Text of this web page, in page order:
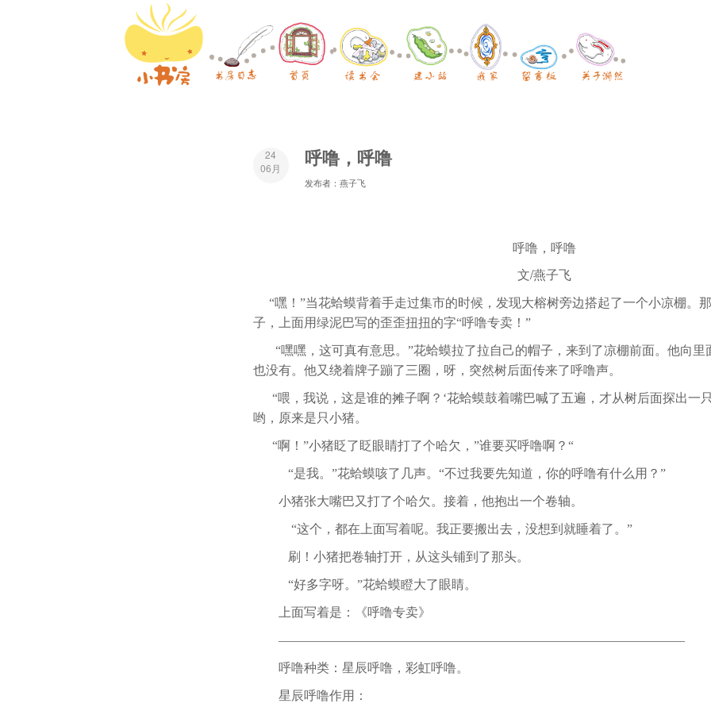
24
06月
呼噜，呼噜
发布者：燕子飞
呼噜，呼噜
文/燕子飞
“嘿！”当花蛤蟆背着手走过集市的时候，发现大榕树旁边搭起了一个小凉棚。
子，上面用绿泥巴写的歪歪扭扭的字“呼噜专卖！”
“嘿嘿，这可真有意思。”花蛤蟆拉了拉自己的帽子，来到了凉棚前面。他向里
也没有。他又绕着牌子蹦了三圈，呀，突然树后面传来了呼噜声。
“喂，我说，这是谁的摊子啊？‘花蛤蟆鼓着嘴巴喊了五遍，才从树后面探出一
哟，原来是只小猪。
“啊！”小猪眨了眨眼睛打了个哈欠，”谁要买呼噜啊？“
“是我。”花蛤蟆咳了几声。“不过我要先知道，你的呼噜有什么用？”
小猪张大嘴巴又打了个哈欠。接着，他抱出一个卷轴。
“这个，都在上面写着呢。我正要搬出去，没想到就睡着了。”
刷！小猪把卷轴打开，从这头铺到了那头。
“好多字呀。”花蛤蟆瞪大了眼睛。
上面写着是：《呼噜专卖》
————————————————————————————————
呼噜种类：星辰呼噜，彩虹呼噜。
星辰呼噜作用：